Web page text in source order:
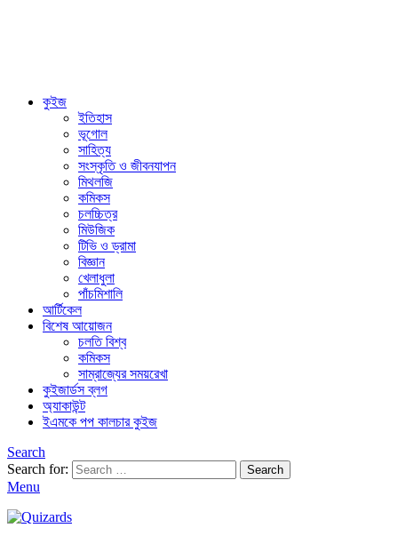
কুইজ
ইতিহাস
ভূগোল
সাহিত্য
সংস্কৃতি ও জীবনযাপন
মিথলজি
কমিকস
চলচ্চিত্র
মিউজিক
টিভি ও ড্রামা
বিজ্ঞান
খেলাধুলা
পাঁচমিশালি
আর্টিকেল
বিশেষ আয়োজন
চলতি বিশ্ব
কমিকস
সাম্রাজ্যের সময়রেখা
কুইজার্ডস ব্লগ
অ্যাকাউন্ট
ইএমকে পপ কালচার কুইজ
Search
Search for:
Search
Menu